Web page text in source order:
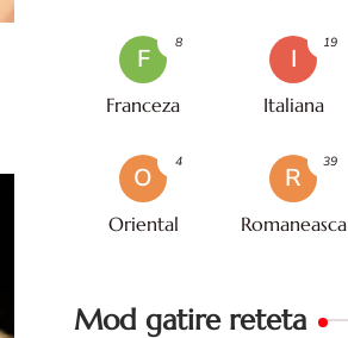
F
Franceza
8
I
Italiana
19
O
Oriental
4
R
Romaneasca
39
Mod gatire reteta